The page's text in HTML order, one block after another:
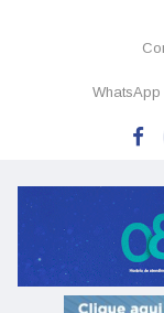
WhatsApp